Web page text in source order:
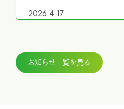
2026.4.17
2026.3.27
お知らせ一覧を見る